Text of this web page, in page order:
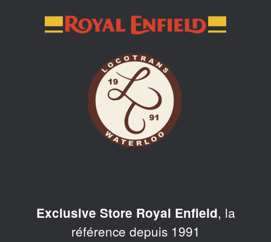
Exclusive Store Royal Enfield, la
référence depuis 1991